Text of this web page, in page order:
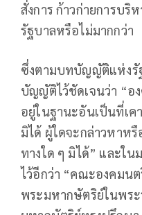
สั่งการ ก้าวก่ายการบริ
รัฐบาลหรือไม่มากกว่า
ซึ่งตามบทบัญญัติแห่งรั
บัญญัติไว้ชัดเจนว่า “อ
อยู่ในฐานะอันเป็นที่เค
มิได้ ผู้ใดจะกล่าวหาห
ทางใด ๆ มิได้” และใ
ไว้อีกว่า “คณะองคมน
พระมหากษัตริย์ในพร